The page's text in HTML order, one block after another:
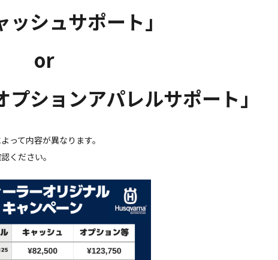
シュサポート」
プションアパレルサポート」
って内容が異なります。
ください。